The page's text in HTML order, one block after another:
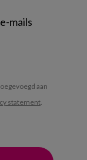
mails
aan
statement.